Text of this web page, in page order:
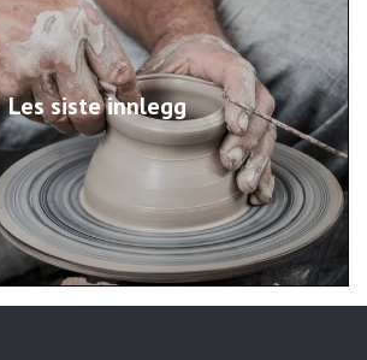
Les siste innlegg